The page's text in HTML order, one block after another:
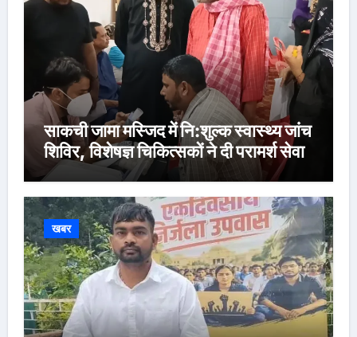
साकची जामा मस्जिद में नि:शुल्क स्वास्थ्य जांच
शिविर, विशेषज्ञ चिकित्सकों ने दी परामर्श सेवा
खबर